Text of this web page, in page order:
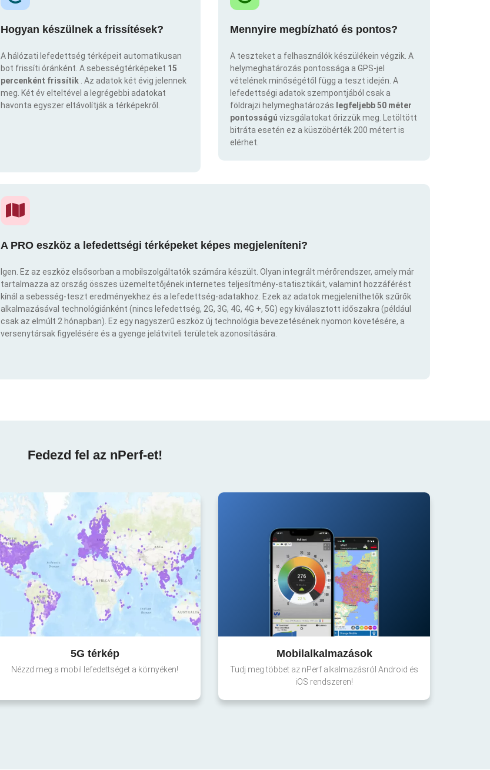
Hogyan készülnek a frissítések?
A hálózati lefedettség térképeit automatikusan
bot frissíti óránként. A sebességtérképeket 15
percenként frissítik . Az adatok két évig jelennek
meg. Két év elteltével a legrégebbi adatokat
havonta egyszer eltávolítják a térképekről.
Mennyire megbízható és pontos?
A teszteket a felhasználók készülékein végzik. A
helymeghatározás pontossága a GPS-jel
vételének minőségétől függ a teszt idején. A
lefedettségi adatok szempontjából csak a
földrajzi helymeghatározás legfeljebb 50 méter
pontosságú vizsgálatokat őrizzük meg. Letöltött
bitráta esetén ez a küszöbérték 200 métert is
elérhet.
A PRO eszköz a lefedettségi térképeket képes megjeleníteni?
Igen. Ez az eszköz elsősorban a mobilszolgáltatók számára készült. Olyan integrált mérőrendszer, amely már
tartalmazza az ország összes üzemeltetőjének internetes teljesítmény-statisztikáit, valamint hozzáférést
kínál a sebesség-teszt eredményekhez és a lefedettség-adatakhoz. Ezek az adatok megjeleníthetők szűrők
alkalmazásával technológiánként (nincs lefedettség, 2G, 3G, 4G, 4G +, 5G) egy kiválasztott időszakra (például
csak az elmúlt 2 hónapban). Ez egy nagyszerű eszköz új technológia bevezetésének nyomon követésére, a
versenytársak figyelésére és a gyenge jelátviteli területek azonosítására.
Fedezd fel az nPerf-et!
5G térkép
Nézzd meg a mobil lefedettséget a környéken!
Mobilalkalmazások
Tudj meg többet az nPerf alkalmazásról Android és
iOS rendszeren!